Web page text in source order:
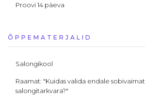
Proovi 14 päeva
ÕPPEMATERJALID
Salongikool
Raamat: "Kuidas valida endale sobivaimat
salongitarkvara?"